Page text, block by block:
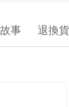
事 退換